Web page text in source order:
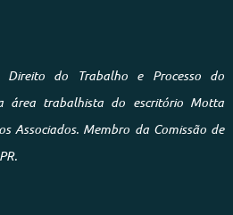
Direito do Trabalho e Processo do
área trabalhista do escritório Motta
Associados. Membro da Comissão de